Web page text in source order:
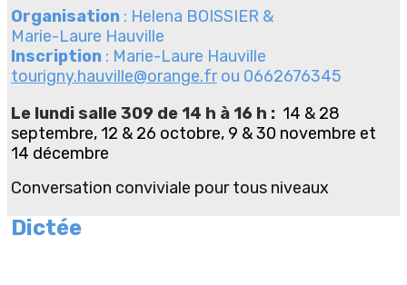
Organisation : Helena BOISSIER &
Marie-Laure Hauville
Inscription : Marie-Laure Hauville
tourigny.hauville@orange.frou 0662676345
Le lundi salle 309 de 14 h à 16 h : 14 & 28
septembre, 12 & 26 octobre, 9 & 30 novembre et
14 décembre
Conversation conviviale pour tous niveaux
Dictée